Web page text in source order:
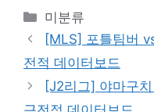
Categories
미분류
[MLS] 포틀팀버
전적 데이터보드
[J2리그] 야마구